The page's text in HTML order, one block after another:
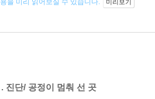
을 미리 읽어보실 수 있습니다. 미리보기
단/ 공정이 멈춰 선 곳